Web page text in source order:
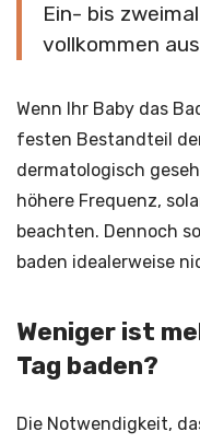
Ein- bis
vollkommen
Wenn Ihr Baby das
festen Bestandteil
dermatologisch
höhere Frequenz,
beachten. Dennoch
baden idealerweise
Weniger ist
Tag baden?
Die Notwendigkeit,